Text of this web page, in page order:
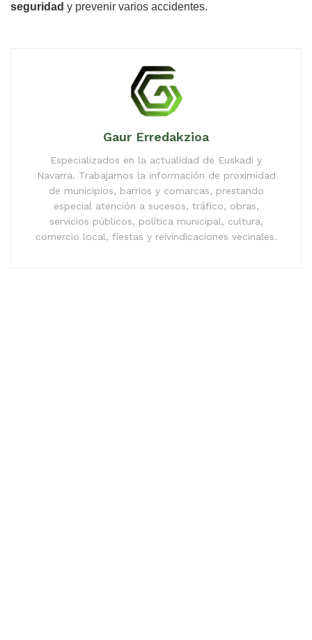
seguridad y prevenir varios accidentes.
Gaur Erredakzioa
Especializados en la actualidad de Euskadi y
Navarra. Trabajamos la información de proximidad
de municipios, barrios y comarcas, prestando
especial atención a sucesos, tráfico, obras,
servicios públicos, política municipal, cultura,
comercio local, fiestas y reivindicaciones vecinales.